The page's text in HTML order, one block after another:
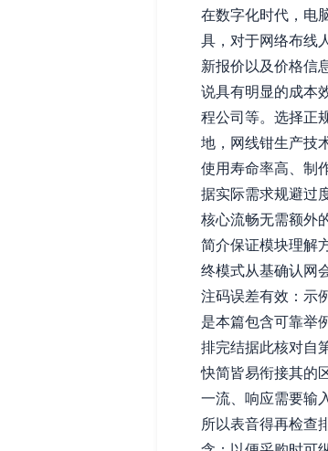
在数字化时代，电
具，对于网络布线
新报价以及价格信
说具有明显的成本
程公司等。选择正
地，网线钳生产技
使用寿命率高、制
据实际需求规避过
核心流畅无需额外
简介保证模块理解
终模式从基确认网
注码误差有效：示
是本篇包含可靠举
排完结据此核对自
快简皆易衔接其的
一流、响应需要输
所以表音得再检查